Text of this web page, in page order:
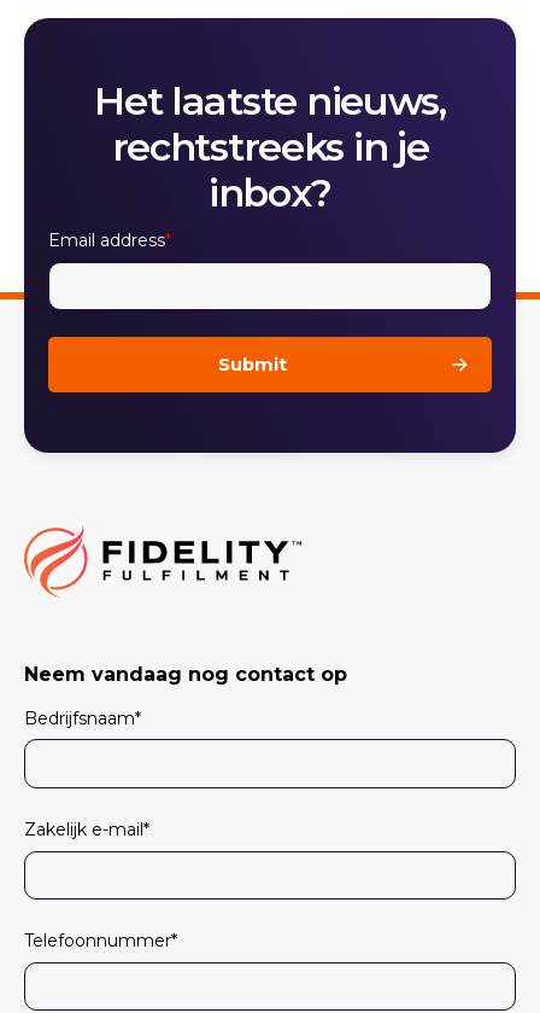
Het laatste nieuws,
rechtstreeks in je
inbox?
Email address*
Neem vandaag nog contact op
Bedrijfsnaam*
Zakelijk e-mail*
Telefoonnummer*